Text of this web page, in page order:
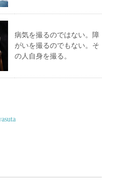
病気を撮るのではない。障
がいを撮るのでもない。そ
の人自身を撮る。